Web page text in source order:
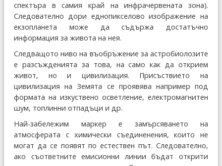
спектъра в самия край на инфрачервената зона).
Следователно дори еднопикселово изображение на
екзопланета може да съдържа достатъчно
информация за живота на нея.
Следващото ниво на въобръжение за астробиолозите
е разсъжденията за това, на само как да открием
живот, но и цивилизация. Присъствието на
цивилизация на Земята се проявява например под
формата на изкуствено осветление, електромагнитен
шум, топлинни отпадъци и др.
Най-забележим маркер е замърсяването на
атмосферата с химически съединенения, които не
могат да се появят по естествен път. Следователно,
ако съответните емисионни линии бъдат открити